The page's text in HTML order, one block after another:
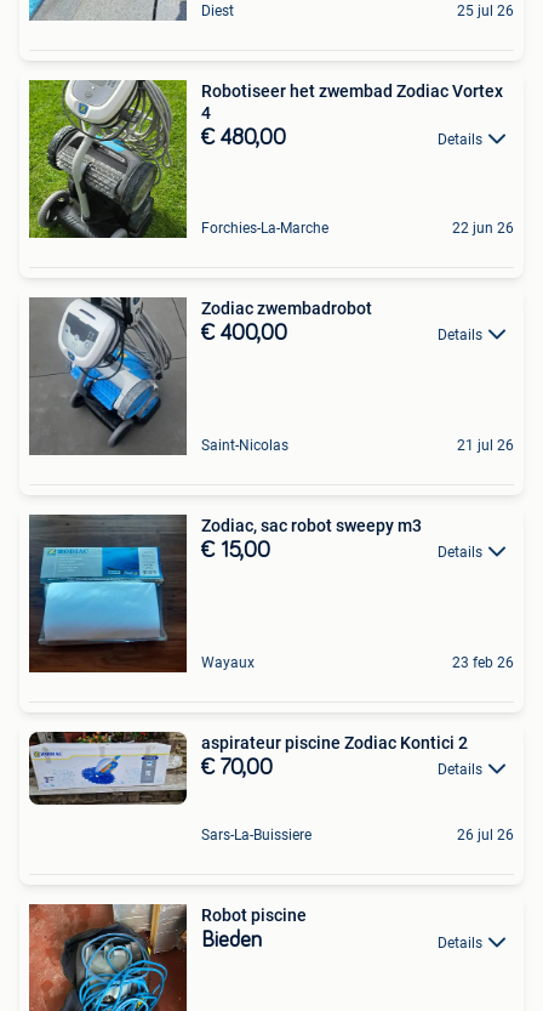
Diest 25 jul 26
Robotiseer het zwembad Zodiac Vortex
4
€ 480,00 Details
Forchies-La-Marche 22 jun 26
Zodiac zwembadrobot
€ 400,00 Details
Saint-Nicolas 21 jul 26
Zodiac, sac robot sweepy m3
€ 15,00 Details
Wayaux 23 feb 26
aspirateur piscine Zodiac Kontici 2
€ 70,00 Details
Sars-La-Buissiere 26 jul 26
Robot piscine
Bieden Details